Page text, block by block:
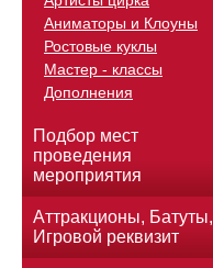
Аниматоры и Клоуны
Ростовые куклы
Мастер - классы
Дополнения
Подбор мест
проведения
мероприятия
Аттракционы, Батуты,
Игровой реквизит